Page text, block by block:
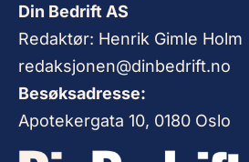
Din Bedrift AS
Redaktør: Henrik Gimle Holm
redaksjonen@dinbedrift.no
Besøksadresse:
Apotekergata 10, 0180 Oslo